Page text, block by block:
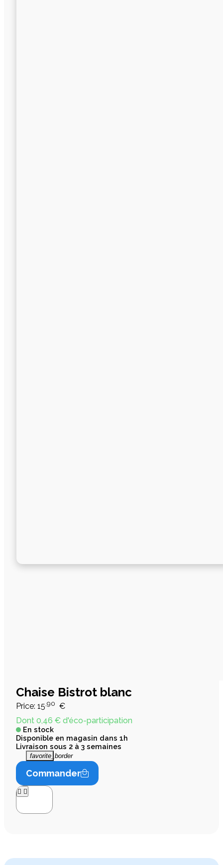
Chaise Bistrot blanc
Price: 15 ,90 €
Dont 0,46 € d'éco-participation
En stock
Disponible en magasin dans 1h
Livraison sous 2 à 3 semaines
favorite_border
Commander
 